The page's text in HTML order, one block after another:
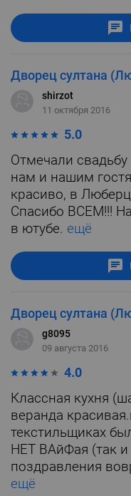
Дворец султана
shirzot
11 октября 2016
5.0
Отмечали
нам и нашим
красиво, в
Спасибо ВСЕМ!!!
в ютубе. ещё
Дворец султана
g8095
09 августа 2016
4.0
Классная кухня
веранда
текстильщиках
НЕТ ВАйФая (так
поздравления
ещё